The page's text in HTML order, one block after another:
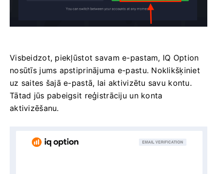
Visbeidzot, piekļūstot savam e-pastam, IQ Option
nosūtīs jums apstiprinājuma e-pastu. Noklikšķiniet
uz saites šajā e-pastā, lai aktivizētu savu kontu.
Tātad jūs pabeigsit reģistrāciju un konta
aktivizēšanu.